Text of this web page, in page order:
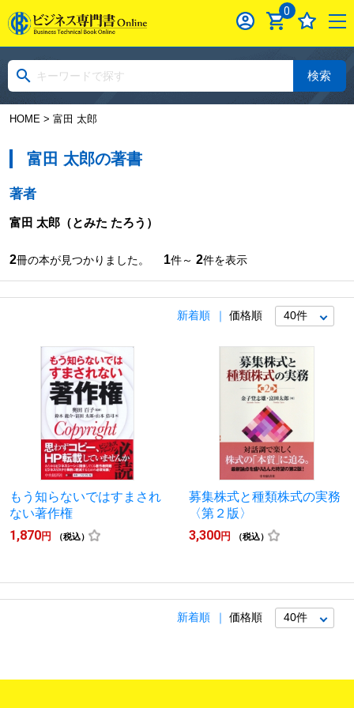
0
検索
HOME> 富田 太郎
富田 太郎の著書
著者
富田 太郎（とみた たろう）
2冊の本が見つかりました。 1件～ 2件を表示
新着順 価格順
もう知らないではすまされ
ない著作権
1,870円 （税込）
募集株式と種類株式の実務
〈第２版〉
3,300円 （税込）
新着順 価格順